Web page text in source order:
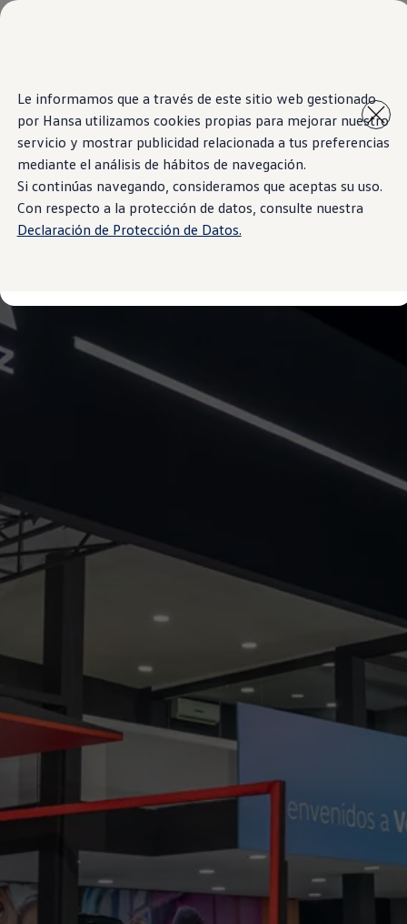
Le informamos que a través de este sitio web gestionado
por Hansa utilizamos cookies propias para mejorar nuestro
servicio y mostrar publicidad relacionada a tus preferencias
mediante el análisis de hábitos de navegación.
Si continúas navegando, consideramos que aceptas su uso.
Con respecto a la protección de datos, consulte nuestra
Declaración de Protección de Datos.
contenido
principal
a pie
de
página
Test Drive
Contáctenos
Marca y Experiencia
Volkswagen Bolivia
Espacio Exclusivo para Prensa
Latin NCAP
Tengo un Volkswagen
Manuales Volkswagen
Takata airbag recall campaign